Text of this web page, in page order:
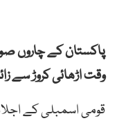
پاکستان کے چاروں
وقت اڑھائی کروڑ سے
قومی اسمبلی کے